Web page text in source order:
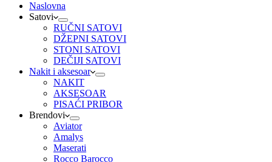
Naslovna
Satovi
RUČNI SATOVI
DŽEPNI SATOVI
STONI SATOVI
DEČIJI SATOVI
Nakit i aksesoar
NAKIT
AKSESOAR
PISAĆI PRIBOR
Brendovi
Aviator
Amalys
Maserati
Rocco Barocco